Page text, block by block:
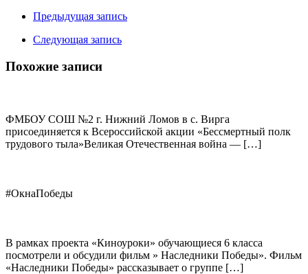
Предыдущая запись
Следующая запись
Похожие записи
ФМБОУ СОШ №2 г. Нижний Ломов в с. Вирга
присоединяется к Всероссийской акции «Бессмертный полк
трудового тыла»Великая Отечественная война — […]
#ОкнаПобеды
В рамках проекта «Киноуроки» обучающиеся 6 класса
посмотрели и обсудили фильм » Наследники Победы». Фильм
«Наследники Победы» рассказывает о группе […]